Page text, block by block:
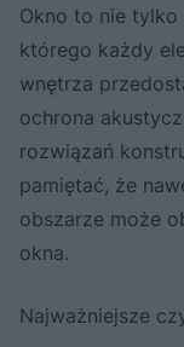
Okno to nie tylko
którego każdy
wnętrza
ochrona
rozwiązań
pamiętać, że
obszarze może
okna.
Najważniejsze